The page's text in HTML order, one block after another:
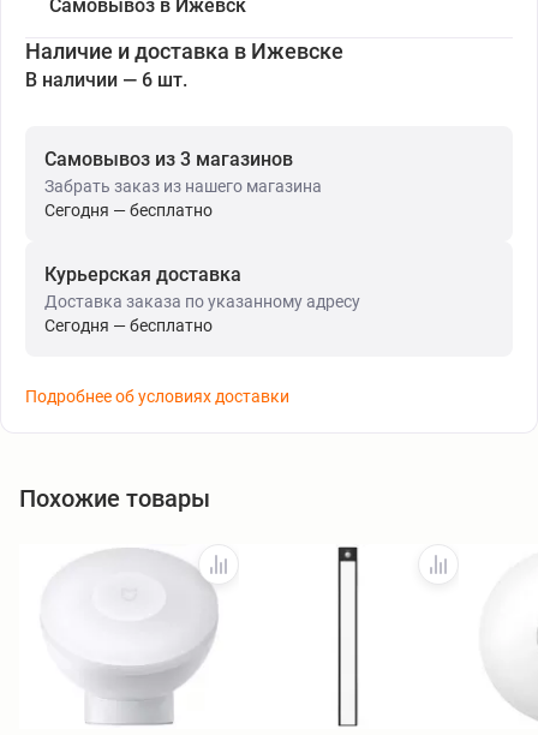
Самовывоз в Ижевск
Наличие и доставка в Ижевске
В наличии — 6 шт.
Самовывоз из 3 магазинов
Забрать заказ из нашего магазина
Сегодня — бесплатно
Курьерская доставка
Доставка заказа по указанному адресу
Сегодня — бесплатно
Подробнее об условиях доставки
Похожие товары